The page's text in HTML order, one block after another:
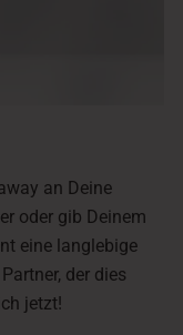
an Deine
oder gib Deinem
eine langlebige
der dies
jetzt!